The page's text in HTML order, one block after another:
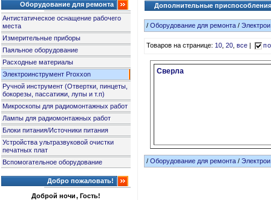
Оборудование для ремонта
Антистатическое оснащение рабочего
места
Измерительные приборы
Паяльное оборудование
Расходные материалы
Электроинструмент Proxxon
Ручной инструмент (Отвертки, пинцеты,
бокорезы, пассатижи, лупы и т.п)
Микроскопы для радиомонтажных работ
Лампы для радиомонтажных работ
Блоки питания/Источники питания
Устройства ультразвуковой очистки
печатных плат
Вспомогательное оборудование
Добро пожаловать!
Доброй ночи, Гость!
Дополнительные приспособления
/Оборудование для ремонта /
Товаров на странице:10,20,все
Сверла
/Оборудование для ремонта /